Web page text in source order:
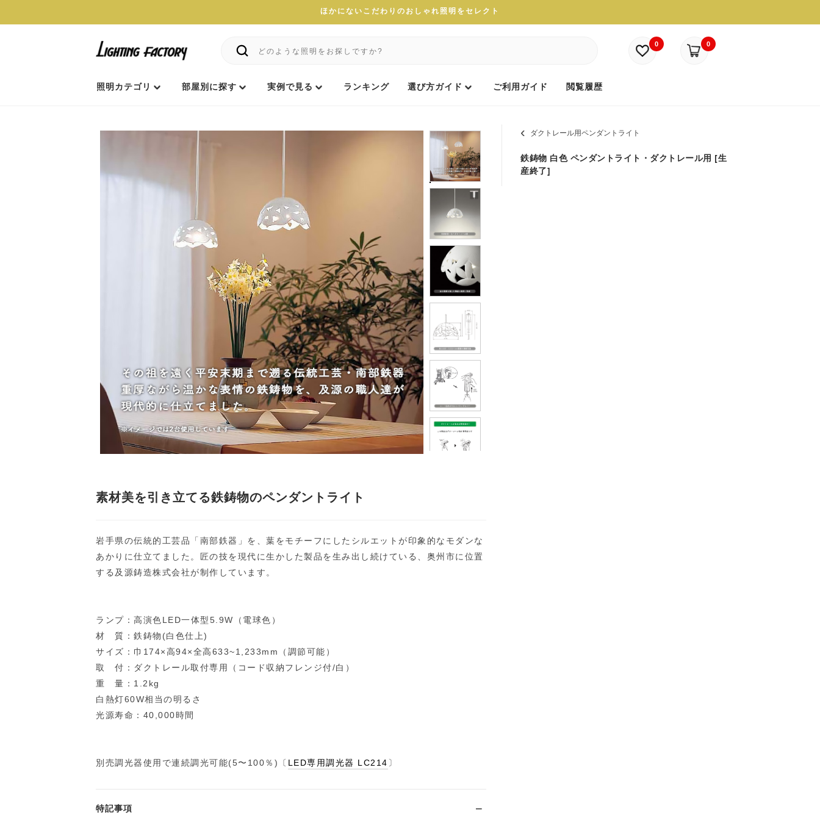
ほかにないこだわりのおしゃれ照明をセレクト
0 0
照明カテゴリ 部屋別に探す 実例で見る ランキング 選び方ガイド ご利用ガイド 閲覧履歴
ダクトレール用ペンダントライト
鉄鋳物 白色 ペンダントライト・ダクトレール用 [生
産終了]
素材美を引き立てる鉄鋳物のペンダントライト
岩手県の伝統的工芸品「南部鉄器」を、葉をモチーフにしたシルエットが印象的なモダンな
あかりに仕立てました。匠の技を現代に生かした製品を生み出し続けている、奥州市に位置
する及源鋳造株式会社が制作しています。
ランプ：高演色LED一体型5.9W（電球色）
材 質：鉄鋳物(白色仕上)
サイズ：巾174×高94×全高633~1,233mm（調節可能）
取 付：ダクトレール取付専用（コード収納フレンジ付/白）
重 量：1.2kg
白熱灯60W相当の明るさ
光源寿命：40,000時間
別売調光器使用で連続調光可能(5〜100％)〔 LED専用調光器 LC214 〕
特記事項